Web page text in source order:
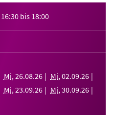
16:30 bis 18:00
Mi, 26.08.26 Mi, 02.09.26
Mi, 23.09.26 Mi, 30.09.26